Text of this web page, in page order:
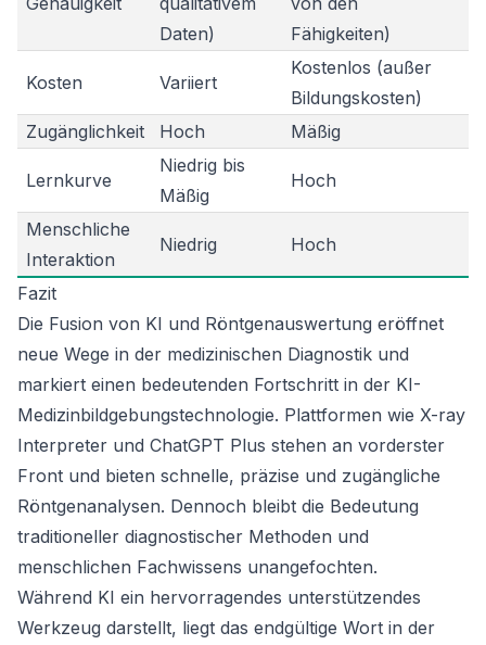
Daten)
Fähigkeiten)
Kosten Variiert
Kostenlos (außer
Bildungskosten)
Zugänglichkeit
Hoch Mäßig
Lernkurve
Niedrig bis
Mäßig
Hoch
Menschliche
Interaktion
Niedrig Hoch
Fazit
Die Fusion von KI und Röntgenauswertung eröffnet
neue Wege in der medizinischen Diagnostik und
markiert einen bedeutenden Fortschritt in der KI-
Medizinbildgebungstechnologie. Plattformen wie X-ray
Interpreter und ChatGPT Plus stehen an vorderster
Front und bieten schnelle, präzise und zugängliche
Röntgenanalysen. Dennoch bleibt die Bedeutung
traditioneller diagnostischer Methoden und
menschlichen Fachwissens unangefochten.
Während KI ein hervorragendes unterstützendes
Werkzeug darstellt, liegt das endgültige Wort in der